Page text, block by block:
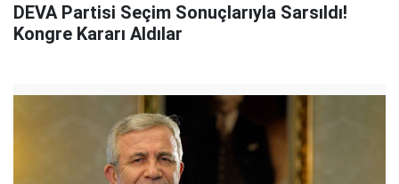
DEVA Partisi Seçim Sonuçlarıyla Sarsıldı!
Kongre Kararı Aldılar